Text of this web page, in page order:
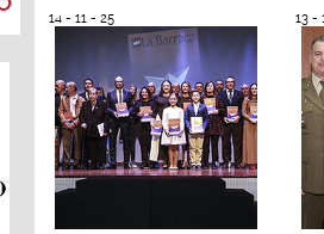
14 - 11 - 25 13 -